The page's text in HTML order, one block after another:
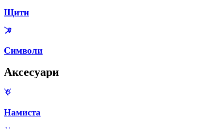
Щити
Символи
Аксесуари
Намиста